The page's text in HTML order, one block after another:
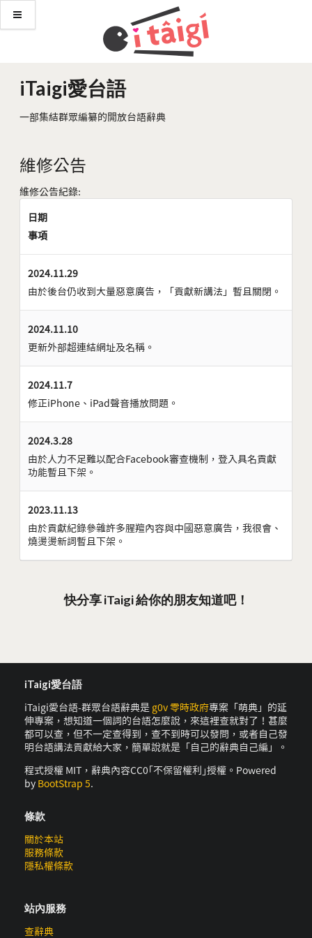
iTaigi愛台語
一部集結群眾編纂的開放台語辭典
維修公告
維修公告紀錄:
日期
事項
2024.11.29
由於後台仍收到大量惡意廣告，「貢獻新講法」暫且關閉。
2024.11.10
更新外部超連結網址及名稱。
2024.11.7
修正iPhone、iPad聲音播放問題。
2024.3.28
由於人力不足難以配合Facebook審查機制，登入具名貢獻
功能暫且下架。
2023.11.13
由於貢獻紀錄參雜許多腥羶內容與中國惡意廣告，我很會、
燒燙燙新詞暫且下架。
快分享 iTaigi 給你的朋友知道吧！
iTaigi愛台語
iTaigi愛台語-群眾台語辭典是 g0v 零時政府專案「萌典」的延
伸專案，想知道一個詞的台語怎麼說，來這裡查就對了！甚麼
都可以查，但不一定查得到，查不到時可以發問，或者自己發
明台語講法貢獻給大家，簡單說就是「自己的辭典自己編」。
程式授權 MIT，辭典內容CC0｢不保留權利｣授權。Powered
by BootStrap 5.
條款
關於本站
服務條款
隱私權條款
站內服務
查辭典